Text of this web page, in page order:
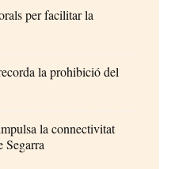
per facilitar la
la prohibició del
la connectivitat
Segarra